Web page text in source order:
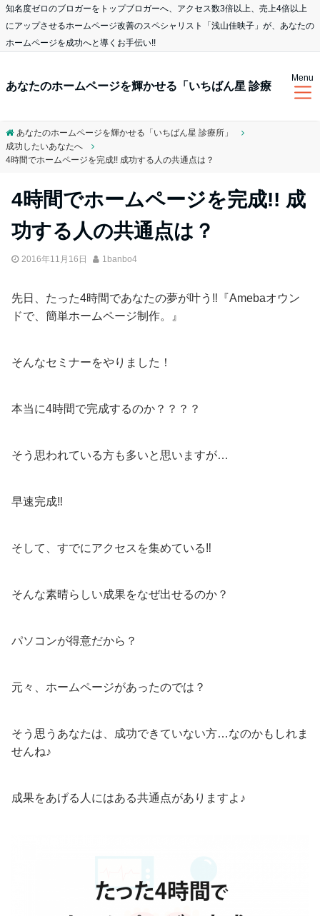
知名度ゼロのブロガーをトップブロガーへ、アクセス数3倍以上、売上4倍以上
にアップさせるホームページ改善のスペシャリスト「浅山佳映子」が、あなたの
ホームページを成功へと導くお手伝い!!
あなたのホームページを輝かせる「いちばん星 診療
所」
Menu
あなたのホームページを輝かせる「いちばん星 診療所」
成功したいあなたへ
4時間でホームページを完成!! 成功する人の共通点は？
4時間でホームページを完成!! 成
功する人の共通点は？
2016年11月16日 1banbo4
先日、たった4時間であなたの夢が叶う‼︎『Amebaオウン
ドで、簡単ホームページ制作。』
そんなセミナーをやりました！
本当に4時間で完成するのか？？？？
そう思われている方も多いと思いますが…
早速完成‼︎
そして、すでにアクセスを集めている‼︎
そんな素晴らしい成果をなぜ出せるのか？
パソコンが得意だから？
元々、ホームページがあったのでは？
そう思うあなたは、成功できていない方…なのかもしれま
せんね♪
成果をあげる人にはある共通点がありますよ♪